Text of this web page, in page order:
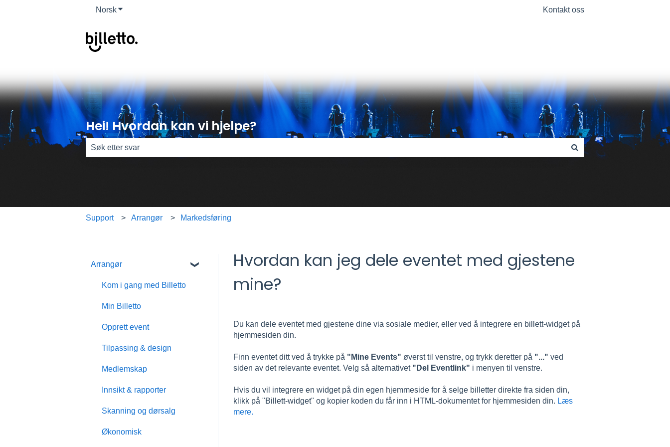
NorskVis undermeny for oversettelser Kontakt oss
Hei! Hvordan kan vi hjelpe?
Support Arrangør Markedsføring
Hvordan kan jeg dele eventet med gjestene
mine?
Du kan dele eventet med gjestene dine via sosiale medier, eller ved å integrere en billett-widget på
hjemmesiden din.
Finn eventet ditt ved å trykke på "Mine Events" øverst til venstre, og trykk deretter på "..." ved
siden av det relevante eventet. Velg så alternativet "Del Eventlink" i menyen til venstre.
Hvis du vil integrere en widget på din egen hjemmeside for å selge billetter direkte fra siden din,
klikk på "Billett-widget" og kopier koden du får inn i HTML-dokumentet for hjemmesiden din. Læs
mere.
Arrangør
Kom i gang med Billetto
Min Billetto
Opprett event
Tilpassing & design
Medlemskap
Innsikt & rapporter
Skanning og dørsalg
Økonomisk